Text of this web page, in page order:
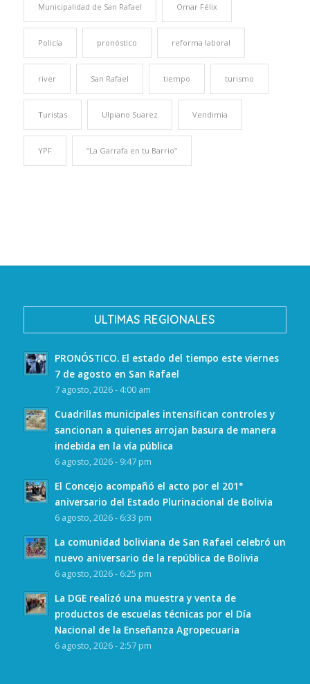
Municipalidad de San Rafael Omar Félix
Policía pronóstico reforma laboral
river San Rafael tiempo turismo
Turistas Ulpiano Suarez Vendimia
YPF “La Garrafa en tu Barrio”
ULTIMAS REGIONALES
PRONÓSTICO. El estado del tiempo este viernes
7 de agosto en San Rafael
7 agosto, 2026 - 4:00 am
Cuadrillas municipales intensifican controles y
sancionan a quienes arrojan basura de manera
indebida en la vía pública
6 agosto, 2026 - 9:47 pm
El Concejo acompañó el acto por el 201°
aniversario del Estado Plurinacional de Bolivia
6 agosto, 2026 - 6:33 pm
La comunidad boliviana de San Rafael celebró un
nuevo aniversario de la república de Bolivia
6 agosto, 2026 - 6:25 pm
La DGE realizó una muestra y venta de
productos de escuelas técnicas por el Día
Nacional de la Enseñanza Agropecuaria
6 agosto, 2026 - 2:57 pm